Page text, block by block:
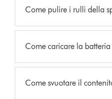
Come pulire i rulli della
Come caricare la
Come svuotare il